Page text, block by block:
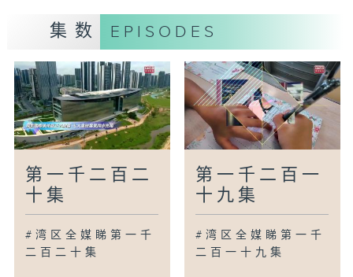
澳门：「麦麦」绘本解读澳门赛车文化
南京：2026南京赛艇大师赛于玄武湖开赛
广为人知
广州：学校举办不同阅读活动
广州：广州塔举办机器人伙拍真人合奏的音
乐会
广州：欣赏话剧《三家巷》首场预演
湾区新里程
珠海：企业应用先进电脑扫描于食品检测
苏州：发布狮子林苏州园林太湖石色谱
集数 EPISODES
第一千二百二
十集
#湾区全媒睇第一千
二百二十集
第一千二百一
十九集
#湾区全媒睇第一千
二百一十九集